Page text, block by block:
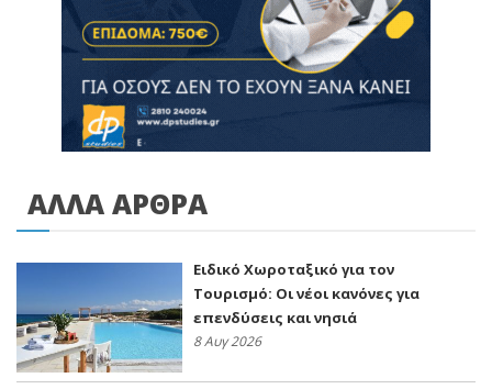
ΑΛΛΑ ΑΡΘΡΑ
Ειδικό Χωροταξικό για τον
Τουρισμό: Οι νέοι κανόνες για
επενδύσεις και νησιά
8 Αυγ 2026